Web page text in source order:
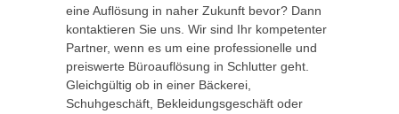
eine Auflösung in naher Zukunft bevor? Dann
kontaktieren Sie uns. Wir sind Ihr kompetenter
Partner, wenn es um eine professionelle und
preiswerte Büroauflösung in Schlutter geht.
Gleichgültig ob in einer Bäckerei,
Schuhgeschäft, Bekleidungsgeschäft oder